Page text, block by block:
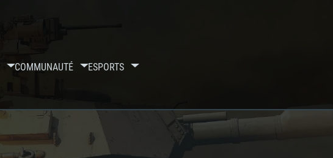
COMMUNAUTÉ ESPORTS